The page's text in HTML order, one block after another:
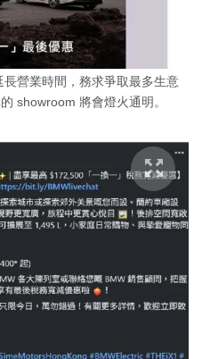
營業時間，務求爭取最多生意
showroom 將會燈火通明。